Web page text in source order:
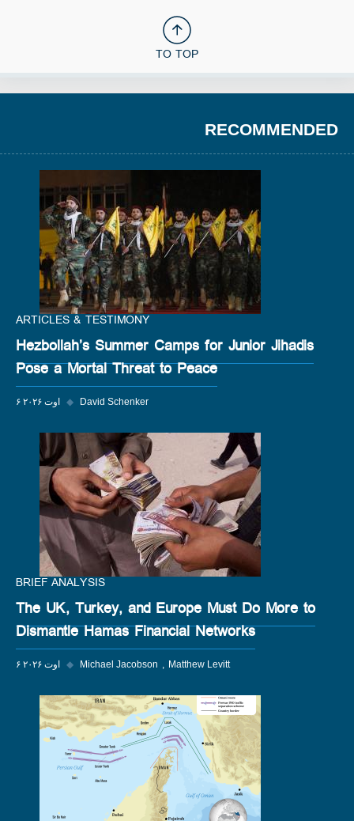
TO TOP
RECOMMENDED
ARTICLES & TESTIMONY
Hezbollah’s Summer Camps for Junior Jihadis
Pose a Mortal Threat to Peace
۶ اوت ۲۰۲۶ ◆ David Schenker
BRIEF ANALYSIS
The UK, Turkey, and Europe Must Do More to
Dismantle Hamas Financial Networks
۶ اوت ۲۰۲۶ ◆ Michael Jacobson Matthew Levitt